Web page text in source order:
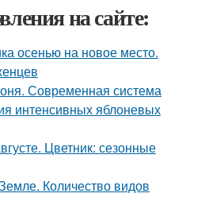
на сайте:
осенью на новое место.
Современная система
интенсивных яблоневых
Цветник: сезонные
Количество видов